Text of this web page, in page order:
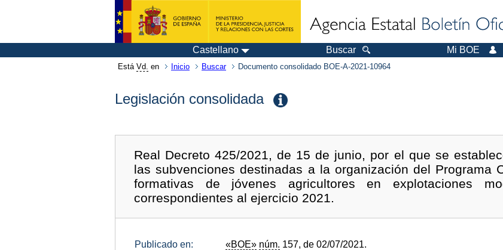
Castellano Buscar Mi BOE
Está Vd. en Inicio Buscar Documento consolidado BOE-A-2021-10964
Legislación consolidada
Real Decreto 425/2021, de 15 de junio, por el que se
las subvenciones destinadas a la organización del Programa
formativas de jóvenes agricultores en explotaciones
correspondientes al ejercicio 2021.
Publicado en: «BOE» núm. 157, de 02/07/2021.